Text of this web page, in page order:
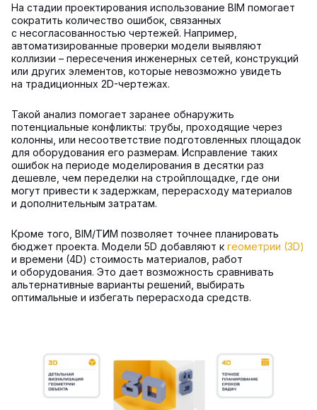
На стадии проектирования использование BIM помогает
сократить количество ошибок, связанных
с несогласованностью чертежей. Например,
автоматизированные проверки модели выявляют
коллизии – пересечения инженерных сетей, конструкций
или других элементов, которые невозможно увидеть
на традиционных 2D-чертежах.
Такой анализ помогает заранее обнаружить
потенциальные конфликты: трубы, проходящие через
колонны, или несоответствие подготовленных площадок
для оборудования его размерам. Исправление таких
ошибок на периоде моделирования в десятки раз
дешевле, чем переделки на стройплощадке, где они
могут привести к задержкам, перерасходу материалов
и дополнительным затратам.
Кроме того, BIM/ТИМ позволяет точнее планировать
бюджет проекта. Модели 5D добавляют к геометрии (3D)
и времени (4D) стоимость материалов, работ
и оборудования. Это дает возможность сравнивать
альтернативные варианты решений, выбирать
оптимальные и избегать перерасхода средств.